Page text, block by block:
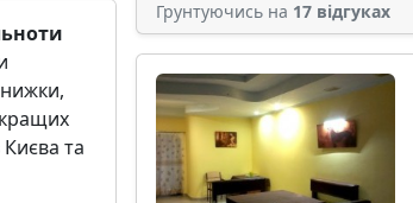
Грунтуючись на 17 відгуках
кращих
та